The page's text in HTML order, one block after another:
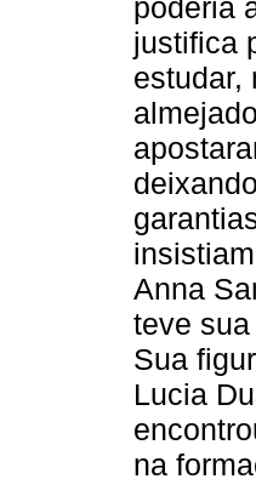
poderia
justifica
estudar,
Anna
teve
Sua
Lucia
na